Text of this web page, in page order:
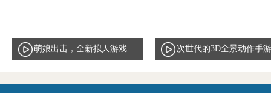
萌娘出击，全新拟人游戏 次世代的3D全景动作手游